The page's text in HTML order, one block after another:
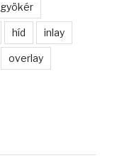
gyökér
híd inlay
overlay